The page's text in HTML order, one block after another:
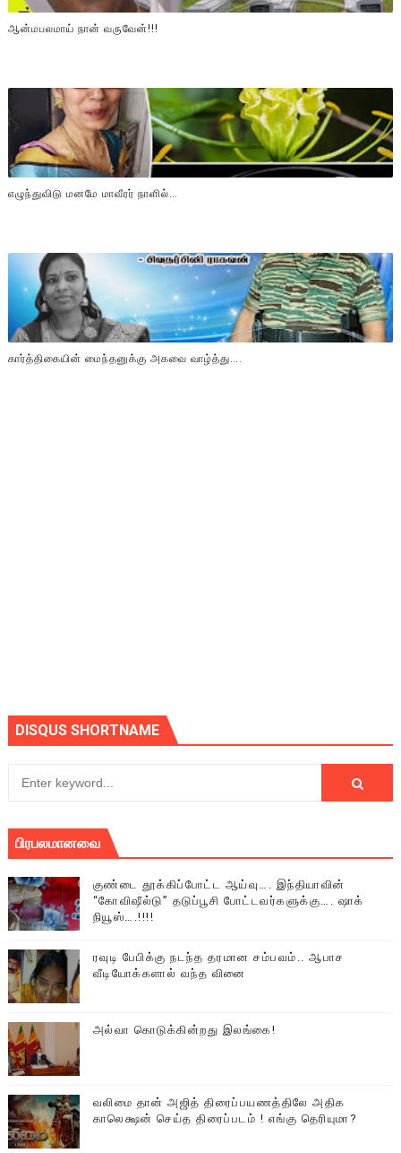
ஆன்மபலமாய் நான் வருவேன்!!!
எழுந்துவிடு மனமே மாவீரர் நாளில்…
கார்த்திகையின் மைந்தனுக்கு அகவை வாழ்த்து….
DISQUS SHORTNAME
பிரபலமானவை
குண்டை தூக்கிப்போட்ட ஆய்வு…. இந்தியாவின்
“கோவிஷீல்டு” தடுப்பூசி போட்டவர்களுக்கு…. ஷாக்
நியூஸ்….!!!!
ரவுடி பேபிக்கு நடந்த தரமான சம்பவம்.. ஆபாச
வீடியோக்களால் வந்த வினை
அல்வா கொடுக்கின்றது இலங்கை!
வலிமை தான் அஜித் திரைப்பயணத்திலே அதிக
காலெக்ஷன் செய்த திரைப்படம் ! எங்கு தெரியுமா?